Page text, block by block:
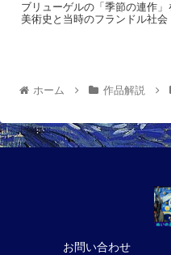
ブリューゲルの「季節の連作」
美術史と当時のフランドル社会
ホーム 作品解説
お問い合わせ